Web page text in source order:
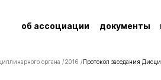
об ассоциации документы
органа /2016 / Протокол заседания